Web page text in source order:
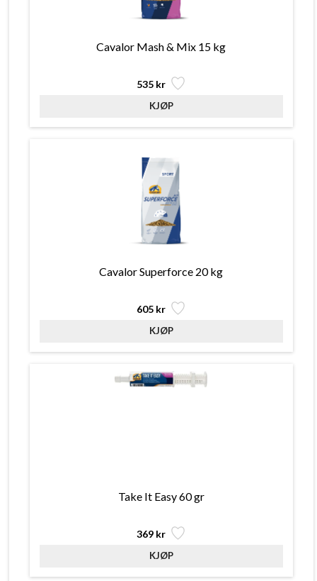
Cavalor Mash & Mix 15 kg
535 kr
Cavalor Superforce 20 kg
605 kr
Take It Easy 60 gr
369 kr